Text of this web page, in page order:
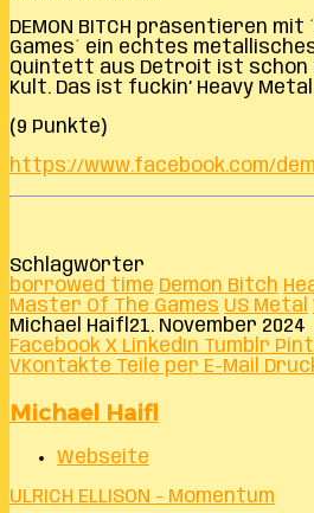
DEMON BITCH präsentieren mit
Games´ ein echtes
Quintett aus Detroit ist schon
Kult. Das ist fuckin’ Heavy
(9 Punkte)
https://www.facebook.com/
Schlagwörter
borrowed time Demon Bitch
Master Of The Games US Metal
Michael Haifl 21. November 2024
Facebook X LinkedIn Tumblr
VKontakte Teile per E-Mail
Michael Haifl
Webseite
ULRICH ELLISON - Momentum